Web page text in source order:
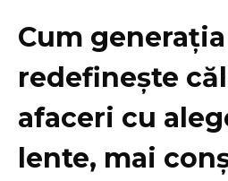
Cum
redefinește
afaceri cu
lente, mai